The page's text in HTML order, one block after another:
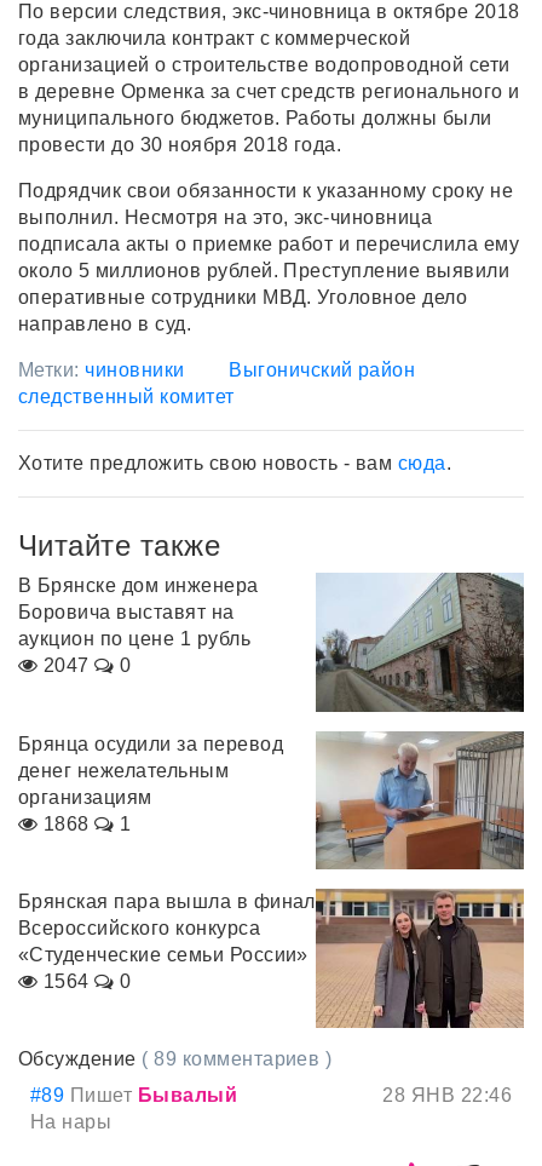
По версии следствия, экс-чиновница в октябре 2018
года заключила контракт с коммерческой
организацией о строительстве водопроводной сети
в деревне Орменка за счет средств регионального и
муниципального бюджетов. Работы должны были
провести до 30 ноября 2018 года.
Подрядчик свои обязанности к указанному сроку не
выполнил. Несмотря на это, экс-чиновница
подписала акты о приемке работ и перечислила ему
около 5 миллионов рублей. Преступление выявили
оперативные сотрудники МВД. Уголовное дело
направлено в суд.
Метки: чиновники
Выгоничский район
следственный комитет
Хотите предложить свою новость - вам сюда.
Читайте также
В Брянске дом инженера
Боровича выставят на
аукцион по цене 1 рубль
2047
0
Брянца осудили за перевод
денег нежелательным
организациям
1868
1
Брянская пара вышла в финал
Всероссийского конкурса
«Студенческие семьи России»
1564
0
Обсуждение ( 89 комментариев )
#89 Пишет Бывалый
28 ЯНВ 22:46
На нары